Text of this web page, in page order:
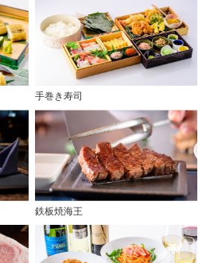
手巻き寿司
鉄板焼海王